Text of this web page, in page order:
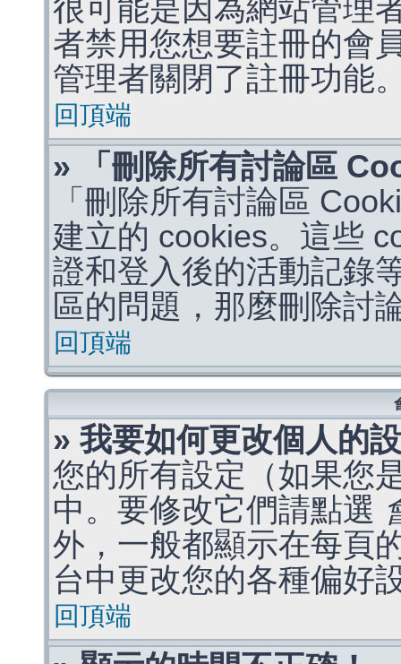
很可能是因為網站管理
者禁用您想要註冊的會
管理者關閉了註冊功能
回頂端
» 「刪除所有討論區
「刪除所有討論區
建立的 cookies。這些
證和登入後的活動記錄
區的問題，那麼刪除討
回頂端
» 我要如何更改個人的
您的所有設定（如果您
中。要修改它們請點選
外，一般都顯示在每頁
台中更改您的各種偏好
回頂端